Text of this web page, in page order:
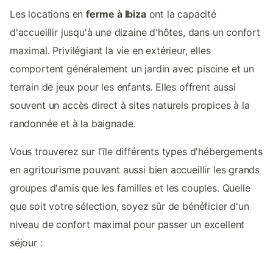
Les locations enferme à Ibizaont la capacité
d'accueillir jusqu'à une dizaine d'hôtes, dans un confort
maximal. Privilégiant la vie en extérieur, elles
comportent généralement un jardin avec piscine et un
terrain de jeux pour les enfants. Elles offrent aussi
souvent un accès direct à sites naturels propices à la
randonnée et à la baignade.
Vous trouverez sur l'île différents types d'hébergements
en agritourisme pouvant aussi bien accueillir les grands
groupes d'amis que les familles et les couples. Quelle
que soit votre sélection, soyez sûr de bénéficier d'un
niveau de confort maximal pour passer un excellent
séjour :